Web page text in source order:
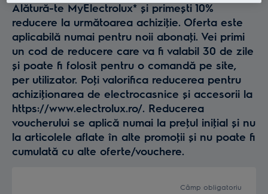
Alătură-te MyElectrolux* și primești 10%
reducere la următoarea achiziţie. Oferta este
aplicabilă numai pentru noii abonaţi. Vei primi
un cod de reducere care va fi valabil 30 de zile
și poate fi folosit pentru o comandă pe site,
per utilizator. Poţi valorifica reducerea pentru
achiziţionarea de electrocasnice și accesorii la
https://www.electrolux.ro/. Reducerea
voucherului se aplică numai la preţul iniţial și nu
la articolele aflate în alte promoţii și nu poate fi
cumulată cu alte oferte/vouchere.
Câmp obligatoriu